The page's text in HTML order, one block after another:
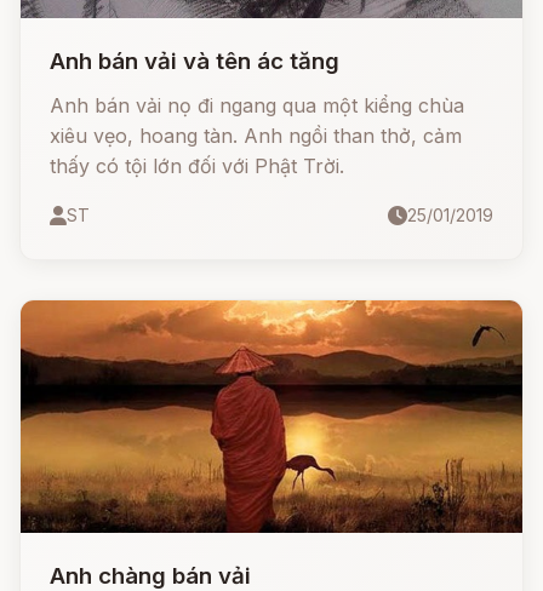
Anh bán vải và tên ác tăng
Anh bán vải nọ đi ngang qua một kiểng chùa
xiêu vẹo, hoang tàn. Anh ngồi than thở, cảm
thấy có tội lớn đối với Phật Trời.
ST 25/01/2019
Anh chàng bán vải